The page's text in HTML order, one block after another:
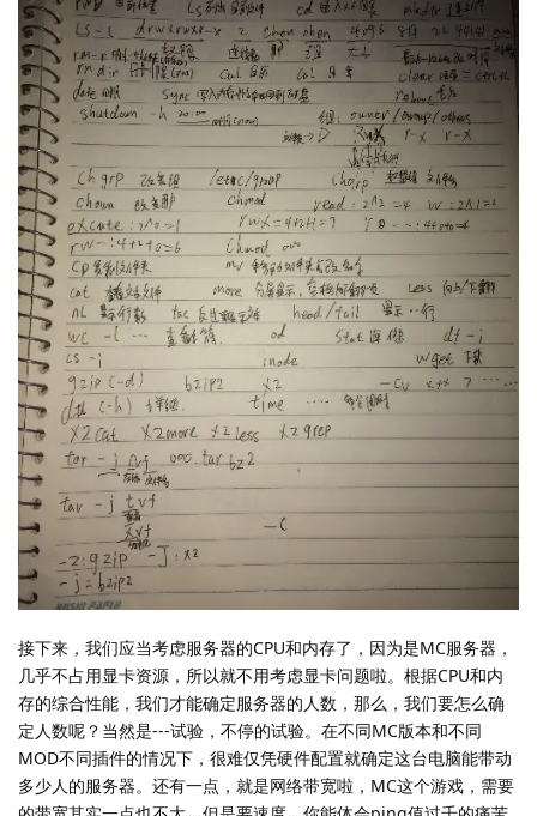
接下来，我们应当考虑服务器的CPU和内存了，因为是MC服务器，
几乎不占用显卡资源，所以就不用考虑显卡问题啦。根据CPU和内
存的综合性能，我们才能确定服务器的人数，那么，我们要怎么确
定人数呢？当然是---试验，不停的试验。在不同MC版本和不同
MOD不同插件的情况下，很难仅凭硬件配置就确定这台电脑能带动
多少人的服务器。还有一点，就是网络带宽啦，MC这个游戏，需要